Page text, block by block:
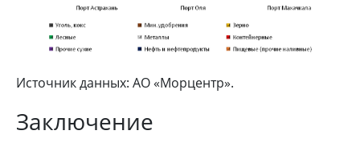
Источник данных: АО «Морцентр».
Заключение